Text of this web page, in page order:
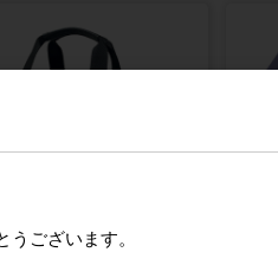
ございます。